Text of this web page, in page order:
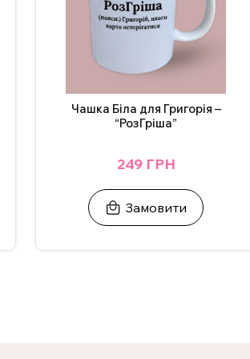
Чашка Біла для Григорія –
“РозГріша”
249 ГРН
Замовити